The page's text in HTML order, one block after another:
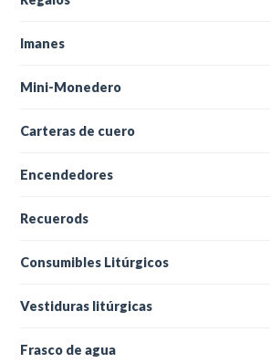
Imanes
Mini-Monedero
Carteras de cuero
Encendedores
Recuerods
Consumibles Litúrgicos
Vestiduras litúrgicas
Frasco de agua